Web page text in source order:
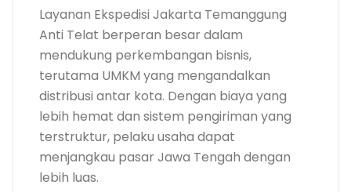
Layanan Ekspedisi Jakarta Temanggung
Anti Telat berperan besar dalam
mendukung perkembangan bisnis,
terutama UMKM yang mengandalkan
distribusi antar kota. Dengan biaya yang
lebih hemat dan sistem pengiriman yang
terstruktur, pelaku usaha dapat
menjangkau pasar Jawa Tengah dengan
lebih luas.